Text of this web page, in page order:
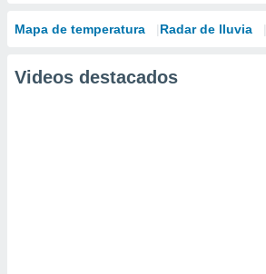
Mapa de temperatura Radar de lluvia
Videos destacados